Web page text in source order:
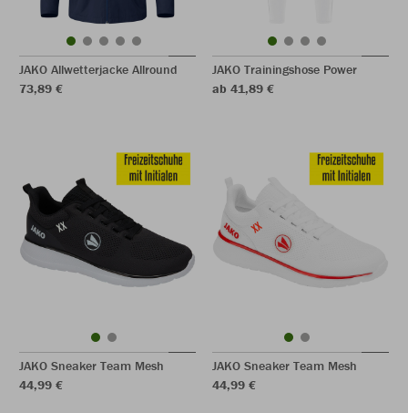
JAKO Allwetterjacke Allround
73,89 €
JAKO Trainingshose Power
ab 41,89 €
JAKO Sneaker Team Mesh
44,99 €
JAKO Sneaker Team Mesh
44,99 €